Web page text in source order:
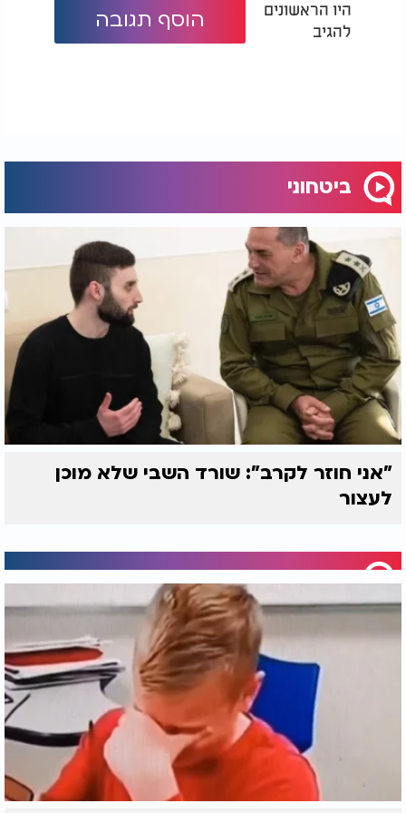
היו הראשונים
להגיב
הוסף תגובה
ביטחוני
"אני חוזר לקרב": שורד השבי שלא מוכן
לעצור